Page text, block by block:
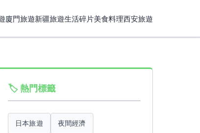
廈門旅遊新疆旅遊生活碎片美食料理西安旅遊
🏷️ 熱門標籤
日本旅遊 夜間經濟